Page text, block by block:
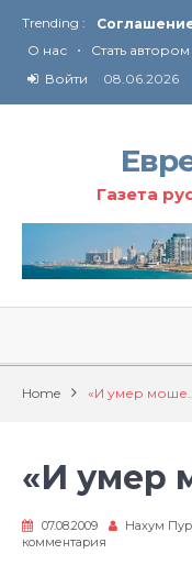
Trending :
О нас • Стать автором
Войти
08.06.2026
Газета
Home «И умер
«И умер
07.08.2009 Нахум
комментария